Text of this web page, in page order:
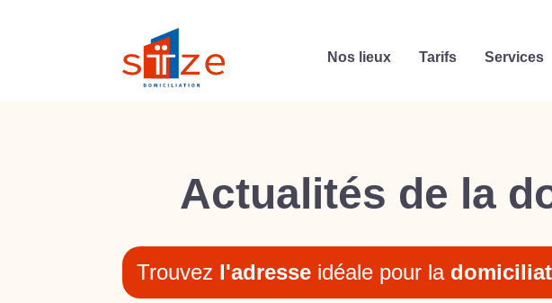
Nos lieux Tarifs Services
Actualités de la
Trouvez l'adresse idéale pour la